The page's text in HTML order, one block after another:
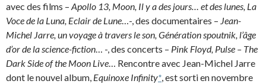
avec des films – Apollo 13, Moon, Il y a des jours… et des lunes, La
Voce de la Luna, Eclair de Lune…-, des documentaires – Jean-
Michel Jarre, un voyage à travers le son, Génération spoutnik, l’âge
d’or de la science-fiction… -, des concerts – Pink Floyd, Pulse – The
Dark Side of the Moon Live… Rencontre avec Jean-Michel Jarre
dont le nouvel album, Equinoxe Infinity*, est sorti en novembre